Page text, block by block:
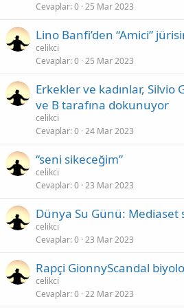
Cevaplar 0 25 Mar 2023
Lino Banfi’den “Amici”
celikci
Cevaplar 0 25 Mar 2023
Erkekler ve kadınlar, Silvio
ve B tarafına dokunuyor
celikci
Cevaplar 0 24 Mar 2023
“seni sikeceğim”
celikci
Cevaplar 0 23 Mar 2023
Dünya Su Günü: Mediaset
celikci
Cevaplar 0 23 Mar 2023
Rapçi GionnyScandal
celikci
Cevaplar 0 22 Mar 2023